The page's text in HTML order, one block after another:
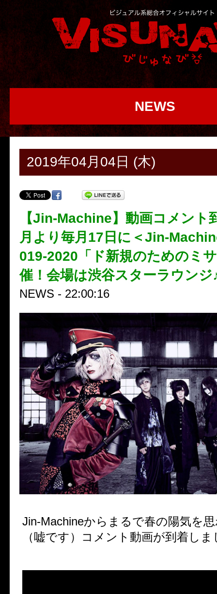
NEWS
2019年04月04日 (木)
【Jin-Machine】動画コメント
月より毎月17日に＜Jin-
019-2020「ド新規のためのミ
催！会場は渋谷スターラウンジ
NEWS - 22:00:16
Jin-Machineからまるで春の陽気を
（嘘です）コメント動画が到着しま